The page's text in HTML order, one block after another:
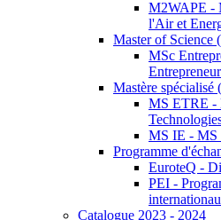
M2WAPE -
l'Air et
Master of Science
MSc
Mastère spécialisé
MS ETRE -
MS IE - MS
Programme
EuroteQ -
PEI -
Catalogue 2023 - 2024